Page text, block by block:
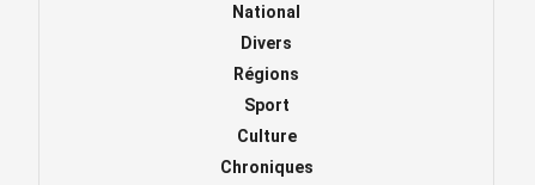
National
Divers
Régions
Sport
Culture
Chroniques